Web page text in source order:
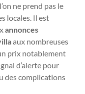
ne prend pas le
locales. Il est
annonces
aux nombreuses
prix notablement
d’alerte pour
des complications